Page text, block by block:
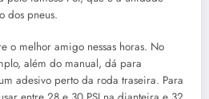
dos pneus.
o melhor amigo nessas horas. No
além do manual, dá para
adesivo perto da roda traseira. Para